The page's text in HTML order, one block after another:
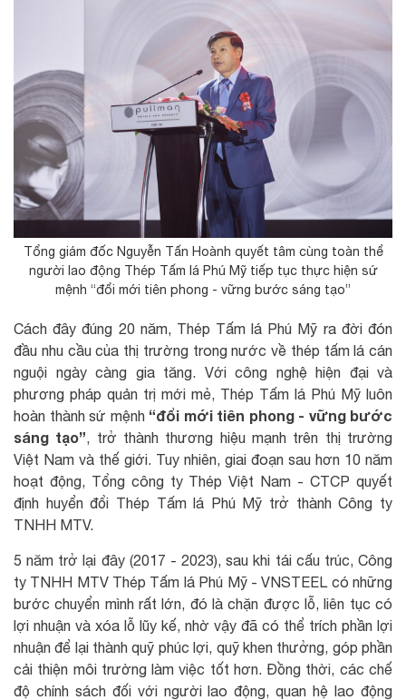
Tổng giám đốc Nguyễn Tấn Hoành quyết tâm cùng toàn thể
người lao động Thép Tấm lá Phú Mỹ tiếp tục thực hiện sứ
mệnh “đổi mới tiên phong - vững bước sáng tạo”
Cách đây đúng 20 năm, Thép Tấm lá Phú Mỹ ra đời đón
đầu nhu cầu của thị trường trong nước về thép tấm lá cán
nguội ngày càng gia tăng. Với công nghệ hiện đại và
phương pháp quản trị mới mẻ, Thép Tấm lá Phú Mỹ luôn
hoàn thành sứ mệnh “đổi mới tiên phong - vững bước
sáng tạo”, trở thành thương hiệu mạnh trên thị trường
Việt Nam và thế giới. Tuy nhiên, giai đoạn sau hơn 10 năm
hoạt động, Tổng công ty Thép Việt Nam - CTCP quyết
định huyển đổi Thép Tấm lá Phú Mỹ trở thành Công ty
TNHH MTV.
5 năm trở lại đây (2017 - 2023), sau khi tái cấu trúc, Công
ty TNHH MTV Thép Tấm lá Phú Mỹ - VNSTEEL có những
bước chuyển mình rất lớn, đó là chặn được lỗ, liên tục có
lợi nhuận và xóa lỗ lũy kế, nhờ vậy đã có thể trích phần lợi
nhuận để lại thành quỹ phúc lợi, quỹ khen thưởng, góp phần
cải thiện môi trường làm việc tốt hơn. Đồng thời, các chế
độ chính sách đối với người lao động, quan hệ lao động